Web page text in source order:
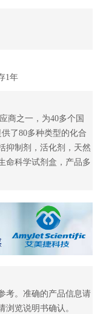
1年
商之一，为40多个国
了80多种类型的化合
抑制剂，活化剂，天然
命科学试剂盒，产品多
考。准确的产品信息请
浏览说明书确认。